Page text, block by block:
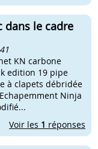
dans le cadre
carbone
edition 19 pipe
à clapets débridée
Ninja
Voir les 1 réponses